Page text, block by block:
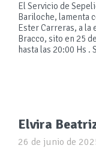
El Servicio de
Bariloche, lamenta
Ester Carreras, a la
Bracco, sito en 25
hasta las 20:00 Hs .
Elvira
26 de junio de